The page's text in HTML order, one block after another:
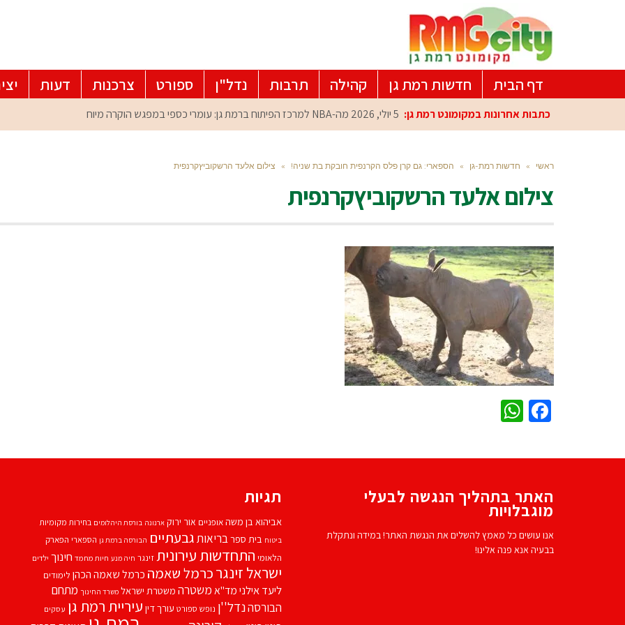
דף הבית חדשות רמת גן קהילה תרבות נדל"ן ספורט צרכנות דעות
כתבות אחרונות במקומונט רמת גן: 5 יולי, 2026 מה-NBA למרכז הפיתוח ברמת גן: עומרי כספי במפגש הוקרה מיוחד
ראשי » חדשות רמת-גן » הספארי: גם קרן פלס הקרנפית חובקת בת שניה! » צילום אלעד הרשקוביץקרנפית
צילום אלעד הרשקוביץקרנפית
Facebook
האתר בתהליך הנגשה לבעלי
מוגבלויות
אנו עושים כל מאמץ להשלים את הנגשת האתר! במידה ונתקלת
בבעיה אנא פנה אלינו!
תגיות
אביהוא בן משהאופניים אור ירוק ארנונה בורסת היהלומים בחירות מקומיות
ביטוח בית ספרבריאותגבעתיים הבורסה ברמת גן הספארי הפארק
הלאומי התחדשות עירוניתזינגר חיה מנע חיות מחמד חינוך ילדים
ישראל זינגרכרמל שאמה כרמל שאמה הכהן לימודים
ליעד אילנימד''אמשטרה משטרת ישראל משרד החינוך מתחם
הבורסהנדל''ן נופש ספורט עורך דין עיריית רמת גן עסקים